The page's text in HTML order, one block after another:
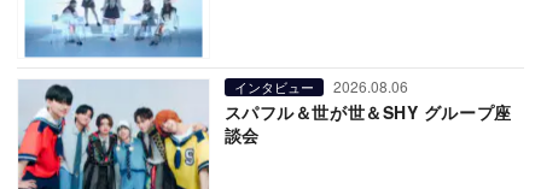
インタビュー 2026.08.06
スパフル＆世が世＆SHY グループ座
談会